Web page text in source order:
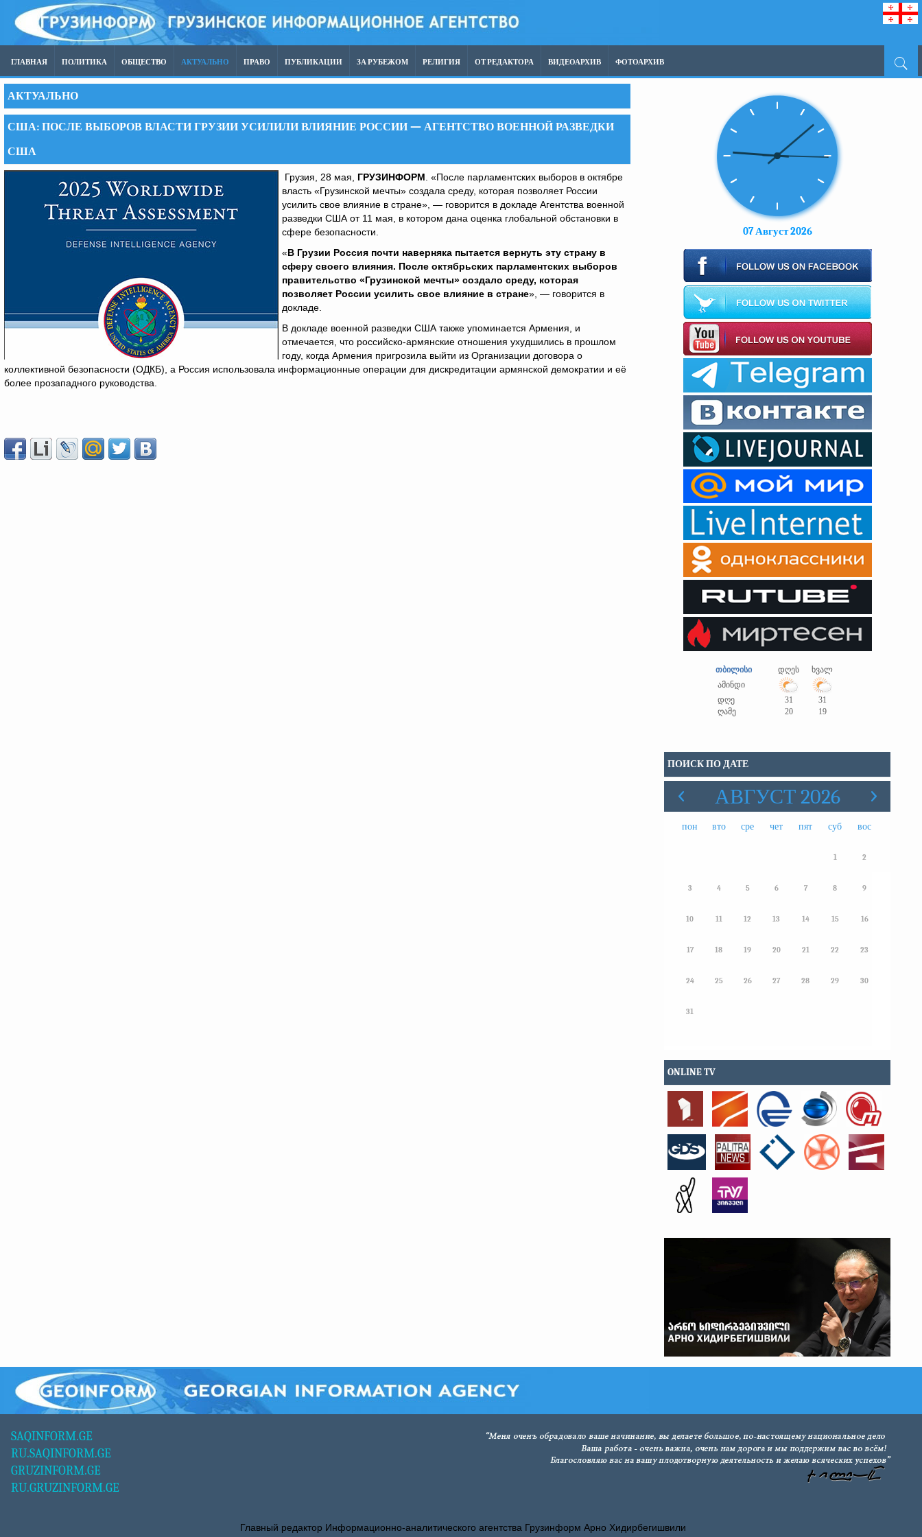
ГЛАВНАЯ ПОЛИТИКА ОБЩЕСТВО АКТУАЛЬНО ПРАВО ПУБЛИКАЦИИ ЗА РУБЕЖОМ РЕЛИГИЯ ОТ РЕДАКТОРА ВИДЕОАРХИВ ФОТОАРХИВ
АКТУАЛЬНО
США: ПОСЛЕ ВЫБОРОВ ВЛАСТИ ГРУЗИИ УСИЛИЛИ ВЛИЯНИЕ РОССИИ — АГЕНТСТВО ВОЕННОЙ РАЗВЕДКИ
США
Грузия, 28 мая, ГРУЗИНФОРМ . «После парламентских выборов в октябре
власть «Грузинской мечты» создала среду, которая позволяет России
усилить свое влияние в стране», — говорится в докладе Агентства военной
разведки США от 11 мая, в котором дана оценка глобальной обстановки в
сфере безопасности.
«В Грузии Россия почти наверняка пытается вернуть эту страну в
сферу своего влияния. После октябрьских парламентских выборов
правительство «Грузинской мечты» создало среду, которая
позволяет России усилить свое влияние в стране», — говорится в
докладе.
В докладе военной разведки США также упоминается Армения, и
отмечается, что российско-армянские отношения ухудшились в прошлом
году, когда Армения пригрозила выйти из Организации договора о
коллективной безопасности (ОДКБ), а Россия использовала информационные операции для дискредитации армянской демократии и её
более прозападного руководства.
07 Август 2026
თბილისი დღეს
ხვალ
ამინდი
დღე
31
31
ღამე
20 19
ПОИСК ПО ДАТЕ
АВГУСТ 2026
пон вто сре чет пят суб вос
1 2
3 4 5 6 7 8 9
10 11 12 13 14 15 16
17 18 19 20 21 22 23
24 25 26 27 28 29 30
31
ONLINE TV
SAQINFORM.GE
RU.SAQINFORM.GE
GRUZINFORM.GE
RU.GRUZINFORM.GE
Главный редактор Информационно-аналитического агентства Грузинформ Арно Хидирбегишвили